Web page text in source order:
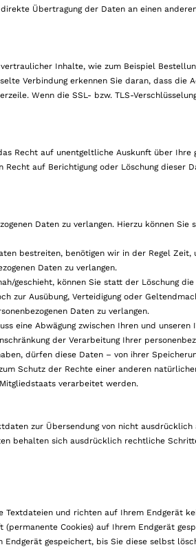
Übertragung der Daten an einen
Inhalte, wie zum Beispiel
Verbindung erkennen Sie daran, dass die
Wenn die SSL- bzw. TLS-
Recht auf unentgeltliche Auskunft über Ihre
auf Berichtigung oder Löschung dieser
Daten zu verlangen. Hierzu können
bestreiten, benötigen wir in der Regel
Daten zu verlangen.
geschieht, können Sie statt der Löschung
zur Ausübung, Verteidigung oder
Daten zu verlangen.
eine Abwägung zwischen Ihren und
der Verarbeitung Ihrer
dürfen diese Daten – von ihrer
Schutz der Rechte einer anderen
verarbeitet werden.
zur Übersendung von nicht
behalten sich ausdrücklich rechtliche
Textdateien und richten auf Ihrem Endgerät
Cookies) auf Ihrem Endgerät
gespeichert, bis Sie diese selbst